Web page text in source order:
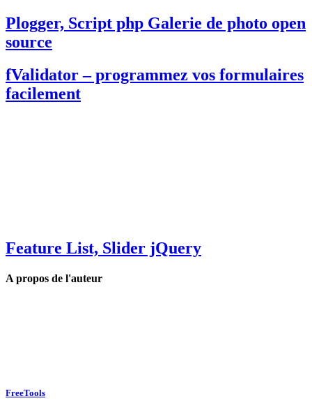
Plogger, Script php Galerie de photo open
source
fValidator – programmez vos formulaires
facilement
Feature List, Slider jQuery
A propos de l'auteur
FreeTools